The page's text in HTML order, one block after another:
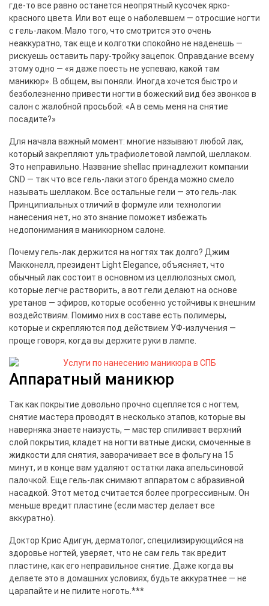
где-то все равно останется неопрятный кусочек ярко-
красного цвета. Или вот еще о наболевшем — отросшие ногти
с гель-лаком. Мало того, что смотрится это очень
неаккуратно, так еще и колготки спокойно не наденешь —
рискуешь оставить пару-тройку зацепок. Оправдание всему
этому одно — «я даже поесть не успеваю, какой там
маникюр». В общем, вы поняли. Иногда хочется быстро и
безболезненно привести ногти в божеский вид без звонков в
салон с жалобной просьбой: «А в семь меня на снятие
посадите?»
Для начала важный момент: многие называют любой лак,
который закрепляют ультрафиолетовой лампой, шеллаком.
Это неправильно. Название shellac принадлежит компании
CND — так что все гель-лаки этого бренда можно смело
называть шеллаком. Все остальные гели — это гель-лак.
Принципиальных отличий в формуле или технологии
нанесения нет, но это знание поможет избежать
недопонимания в маникюрном салоне.
Почему гель-лак держится на ногтях так долго? Джим
Макконелл, президент Light Elegance, объясняет, что
обычный лак состоит в основном из целлюлозных смол,
которые легче растворить, а вот гели делают на основе
уретанов — эфиров, которые особенно устойчивы к внешним
воздействиям. Помимо них в составе есть полимеры,
которые и скрепляются под действием УФ-излучения —
проще говоря, когда вы держите руки в лампе.
Аппаратный маникюр
Так как покрытие довольно прочно сцепляется с ногтем,
снятие мастера проводят в несколько этапов, которые вы
наверняка знаете наизусть, — мастер спиливает верхний
слой покрытия, кладет на ногти ватные диски, смоченные в
жидкости для снятия, заворачивает все в фольгу на 15
минут, и в конце вам удаляют остатки лака апельсиновой
палочкой. Еще гель-лак снимают аппаратом с абразивной
насадкой. Этот метод считается более прогрессивным. Он
меньше вредит пластине (если мастер делает все
аккуратно).
Доктор Крис Адигун, дерматолог, специлизирующийся на
здоровье ногтей, уверяет, что не сам гель так вредит
пластине, как его неправильное снятие. Даже когда вы
делаете это в домашних условиях, будьте аккуратнее — не
царапайте и не пилите ноготь.***